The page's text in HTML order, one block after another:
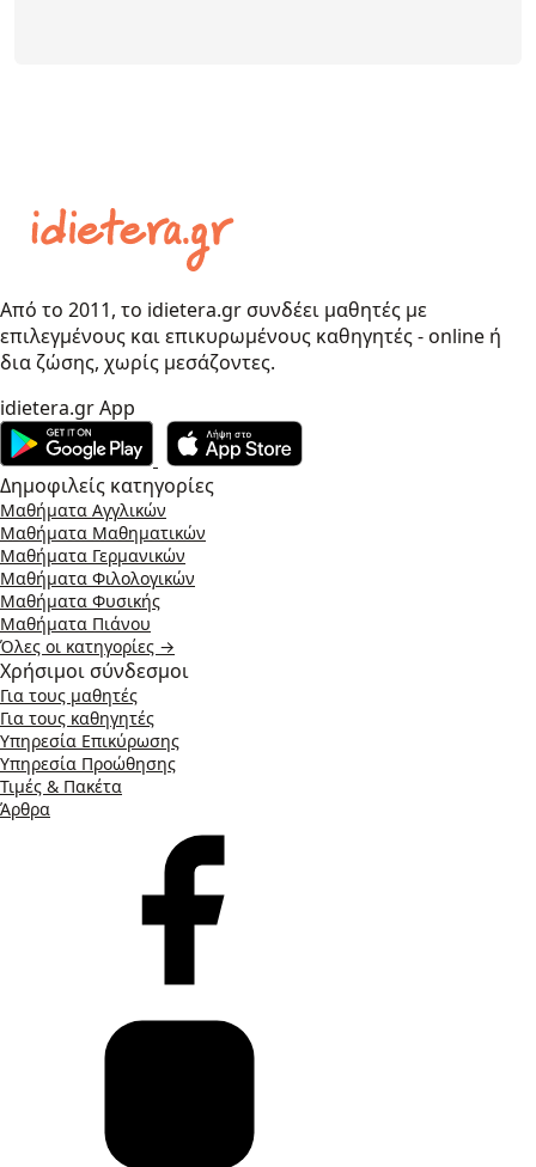
Από το 2011, το idietera.gr συνδέει μαθητές με
επιλεγμένους και επικυρωμένους καθηγητές - online ή
δια ζώσης, χωρίς μεσάζοντες.
idietera.gr App
Δημοφιλείς κατηγορίες
Μαθήματα Αγγλικών
Μαθήματα Μαθηματικών
Μαθήματα Γερμανικών
Μαθήματα Φιλολογικών
Μαθήματα Φυσικής
Μαθήματα Πιάνου
Όλες οι κατηγορίες →
Χρήσιμοι σύνδεσμοι
Για τους μαθητές
Για τους καθηγητές
Υπηρεσία Επικύρωσης
Υπηρεσία Προώθησης
Τιμές & Πακέτα
Άρθρα